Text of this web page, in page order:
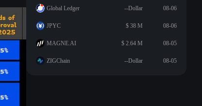
Global Ledger --Dollar 08-06
JPYC $ 38 M 08-06
MAGNE.AI $ 2.64 M 08-05
ZIGChain --Dollar 08-05